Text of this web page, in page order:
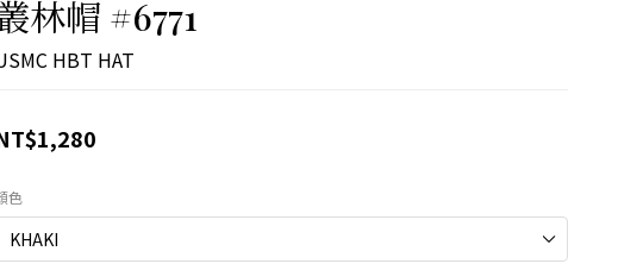
林帽 #6771
HBT HAT
色